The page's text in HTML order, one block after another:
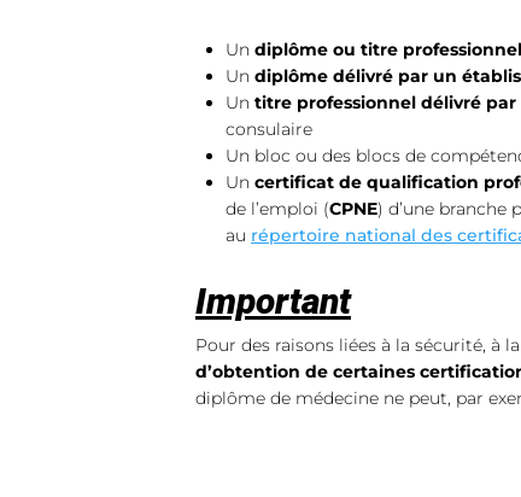
Un diplôme ou titre
Un diplôme délivré par un
Un titre professionnel délivré
consulaire
Un bloc ou des blocs de
Un certificat de qualification
de l’emploi (CPNE) d’une
au répertoire national des
Important
Pour des raisons liées à la sécurité, à
d’obtention de certaines
diplôme de médecine ne peut, par